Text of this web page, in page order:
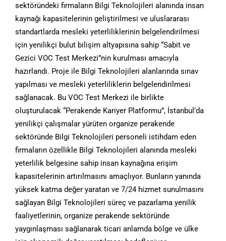
sektöründeki firmaların Bilgi Teknolojileri alanında insan
kaynağı kapasitelerinin geliştirilmesi ve uluslararası
standartlarda mesleki yeterliliklerinin belgelendirilmesi
için yenilikçi bulut bilişim altyapısına sahip “Sabit ve
Gezici VOC Test Merkezi”nin kurulması amacıyla
hazırlandı. Proje ile Bilgi Teknolojileri alanlarında sınav
yapılması ve mesleki yeterliliklerin belgelendirilmesi
sağlanacak. Bu VOC Test Merkezi ile birlikte
oluşturulacak “Perakende Kariyer Platformu”, İstanbul’da
yenilikçi çalışmalar yürüten organize perakende
sektöründe Bilgi Teknolojileri personeli istihdam eden
firmaların özellikle Bilgi Teknolojileri alanında mesleki
yeterlilik belgesine sahip insan kaynağına erişim
kapasitelerinin artırılmasını amaçlıyor. Bunların yanında
yüksek katma değer yaratan ve 7/24 hizmet sunulmasını
sağlayan Bilgi Teknolojileri süreç ve pazarlama yenilik
faaliyetlerinin, organize perakende sektöründe
yaygınlaşması sağlanarak ticari anlamda bölge ve ülke